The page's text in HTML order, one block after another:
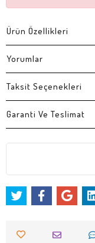
Ürün Özellikleri
Yorumlar
Taksit Seçenekleri
Garanti Ve Teslimat